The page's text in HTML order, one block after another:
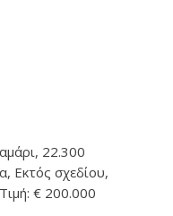
22.300
Εκτός σχεδίου,
€ 200.000